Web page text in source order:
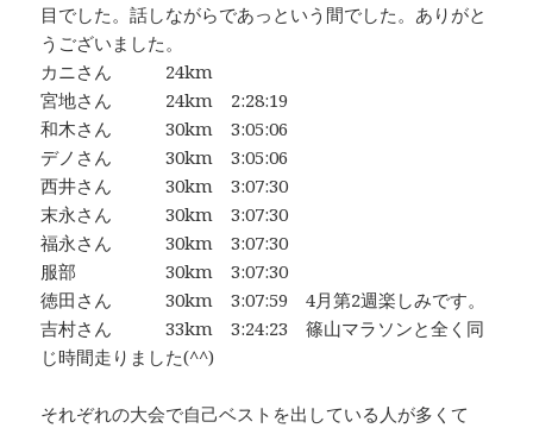
目でした。話しながらであっという間でした。ありがと
うございました。
カニさん 24km
宮地さん 24km 2:28:19
和木さん 30km 3:05:06
デノさん 30km 3:05:06
西井さん 30km 3:07:30
末永さん 30km 3:07:30
福永さん 30km 3:07:30
服部 30km 3:07:30
徳田さん 30km 3:07:59 4月第2週楽しみです。
吉村さん 33km 3:24:23 篠山マラソンと全く同
じ時間走りました(^^)
それぞれの大会で自己ベストを出している人が多くて